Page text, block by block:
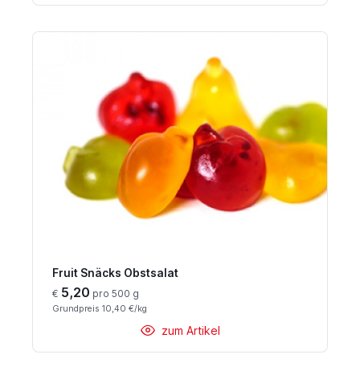
Fruit Snäcks Obstsalat
€ 5,20 pro 500 g
Grundpreis 10,40 €/kg
zum Artikel